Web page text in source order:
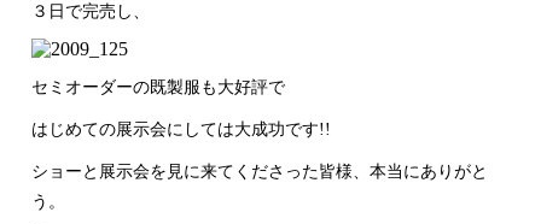
３日で完売し、
セミオーダーの既製服も大好評で
はじめての展示会にしては大成功です!!
ショーと展示会を見に来てくださった皆様、本当にありがと
う。